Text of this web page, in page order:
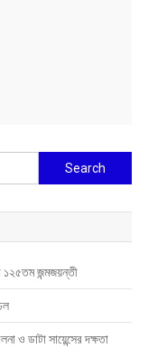
Search
for:
১২৫তম জন্মজয়ন্তী
ও ডাটা সায়েন্সের দক্ষতা